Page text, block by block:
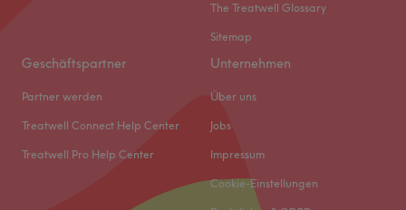
The Treatwell Glossary
Sitemap
Geschäftspartner
Partner werden
Treatwell Connect Help Center
Treatwell Pro Help Center
Unternehmen
Über uns
Jobs
Impressum
Cookie-Einstellungen